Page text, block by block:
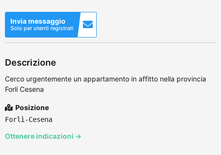
Invia messaggio
Solo per utenti registrati
Descrizione
Cerco urgentemente un appartamento in affitto nella provincia
Forli Cesena
Posizione
Forlì-Cesena
Ottenere indicazioni →